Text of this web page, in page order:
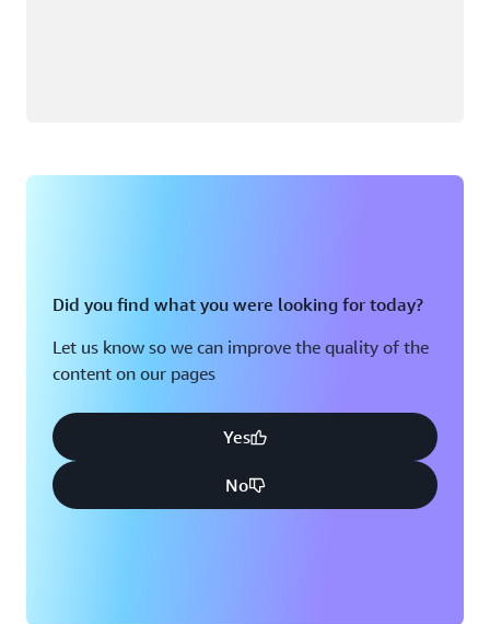
Did you find what you were looking for today?
Let us know so we can improve the quality of the
content on our pages
Yes
No